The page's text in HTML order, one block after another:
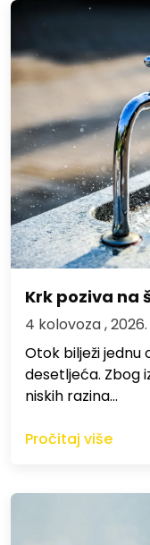
Krk poziva na
4 kolovoza , 2026.
Otok bilježi jednu
desetljeća. Zbog
niskih razina…
Pročitaj više